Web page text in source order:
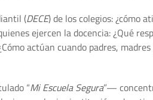
(DECE) de los colegios: ¿cómo
ejercen la docencia: ¿Qué
actúan cuando padres,
“Mi Escuela Segura”—